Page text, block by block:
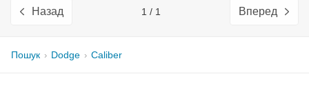
Назад 1 / 1 Вперед
Пошук Dodge Caliber